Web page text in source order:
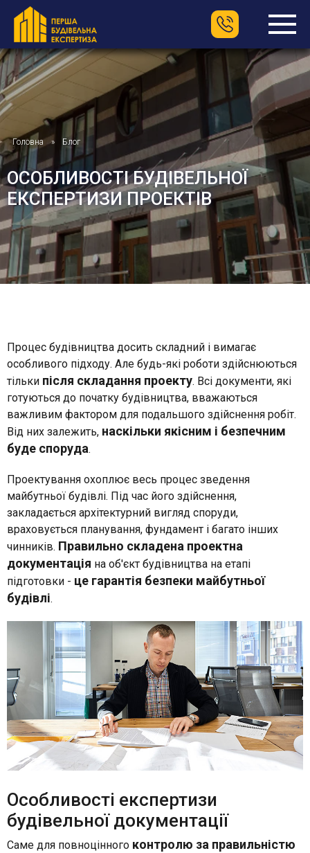
Головна Блог
ОСОБЛИВОСТІ БУДІВЕЛЬНОЇ
ЕКСПЕРТИЗИ ПРОЕКТІВ
Процес будівництва досить складний і вимагає
особливого підходу. Але будь-які роботи здійснюються
тільки після складання проекту. Всі документи, які
готуються до початку будівництва, вважаються
важливим фактором для подальшого здійснення робіт.
Від них залежить, наскільки якісним і безпечним
буде споруда.
Проектування охоплює весь процес зведення
майбутньої будівлі. Під час його здійснення,
закладається архітектурний вигляд споруди,
враховується планування, фундамент і багато інших
чинників. Правильно складена проектна
документація на об'єкт будівництва на етапі
підготовки - це гарантія безпеки майбутньої
будівлі.
Особливості експертизи
будівельної документації
Саме для повноцінного контролю за правильністю